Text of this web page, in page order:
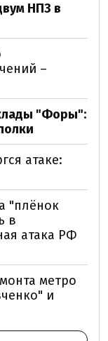
НПЗ в
–
"Форы":
атаке:
"плёнок
в
атака РФ
метро
и